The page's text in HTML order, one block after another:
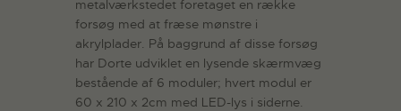
metalværkstedet foretaget en række
forsøg med at fræse mønstre i
akrylplader. På baggrund af disse forsøg
har Dorte udviklet en lysende skærmvæg
bestående af 6 moduler; hvert modul er
60 x 210 x 2cm med LED-lys i siderne.